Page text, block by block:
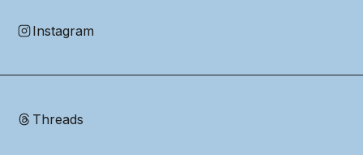
Instagram
Threads